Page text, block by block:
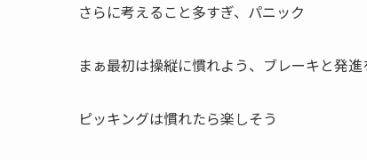
さらに考えること多すぎ、パニック
まぁ最初は操縦に慣れよう、ブレーキと発
ピッキングは慣れたら楽しそう